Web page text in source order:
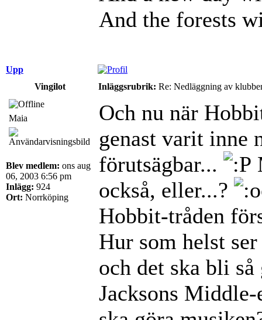
And the forests
Upp
Vingilot
Inläggsrubrik: Re: Nedläggning av
Maia
Blev medlem: ons aug
06, 2003 6:56 pm
Inlägg: 924
Ort: Norrköping
Och nu när
genast varit inne
förutsägbar...
också, eller...?
Hobbit-tråden
Hur som helst
och det ska bli
Jacksons